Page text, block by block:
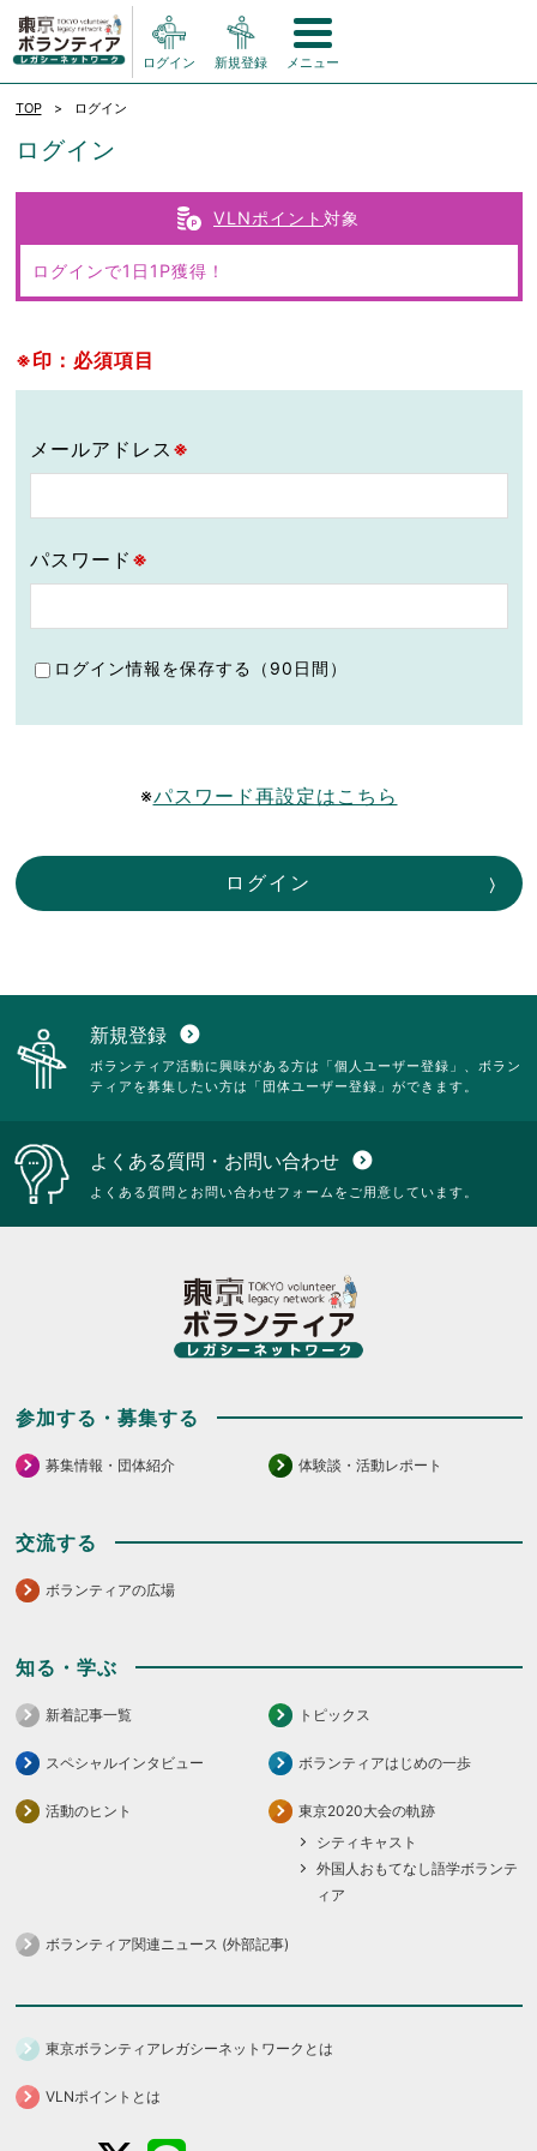
ログイン 新規登録 メニュー
TOP ログイン
ログイン
VLNポイント 対象
ログインで1日1P獲得！
※印：必須項目
メールアドレス ※
パスワード ※
ログイン情報を保存する（90日間）
※パスワード再設定はこちら
ログイン
新規登録 expand_circle_down
ボランティア活動に興味がある方は「個人ユーザー登録」、ボラン
ティアを募集したい方は「団体ユーザー登録」ができます。
よくある質問・お問い合わせ expand_circle_down
よくある質問とお問い合わせフォームをご用意しています。
参加する・募集する
募集情報・団体紹介 体験談・活動レポート
交流する
ボランティアの広場
知る・学ぶ
新着記事一覧 トピックス
スペシャルインタビュー ボランティアはじめの一歩
活動のヒント
東京2020大会の軌跡
シティキャスト
外国人おもてなし語学ボランテ
ィア
ボランティア関連ニュース (外部記事)
東京ボランティアレガシーネットワークとは
VLNポイントとは